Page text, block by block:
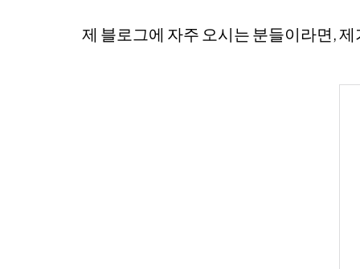
제 블로그에 자주 오시는 분들이라면,